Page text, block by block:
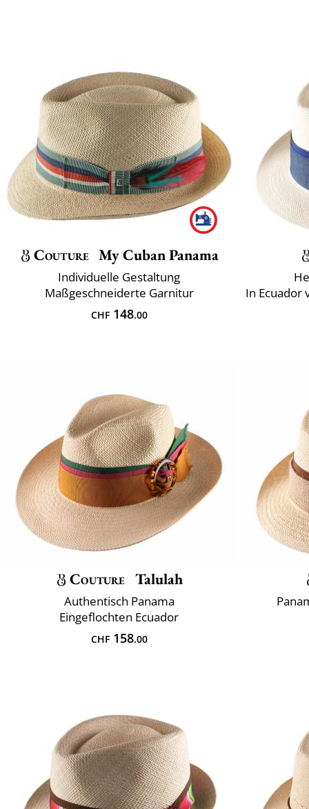
Couture My Cuban Panama
Individuelle Gestaltung
Maßgeschneiderte Garnitur
CHF148.00
In Ecuador
Couture Talulah
Authentisch Panama
Eingeflochten Ecuador
CHF158.00